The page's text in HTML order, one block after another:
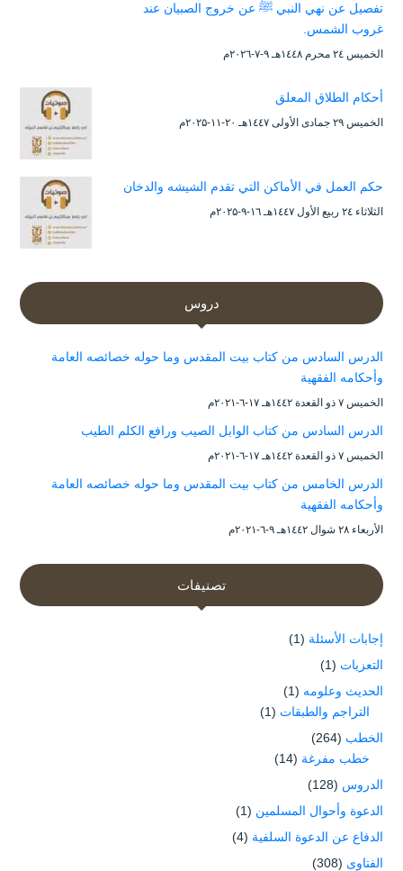
تفصيل عن نهي النبي ﷺ عن خروج الصبيان عند
غروب الشمس.
الخميس ۲٤ محرم ۱٤٤۸هـ ۹-۷-۲۰۲٦م
أحكام الطلاق المعلق
الخميس ۲۹ جمادى الأولى ۱٤٤۷هـ ۲۰-۱۱-۲۰۲۵م
حكم العمل في الأماكن التي تقدم الشيشه والدخان
الثلاثاء ۲٤ ربيع الأول ۱٤٤۷هـ ۱٦-۹-۲۰۲۵م
دروس
الدرس السادس من كتاب بيت المقدس وما حوله خصائصه العامة
وأحكامه الفقهية
الخميس ۷ ذو القعدة ۱٤٤۲هـ ۱۷-٦-۲۰۲۱م
الدرس السادس من كتاب الوابل الصيب ورافع الكلم الطيب
الخميس ۷ ذو القعدة ۱٤٤۲هـ ۱۷-٦-۲۰۲۱م
الدرس الخامس من كتاب بيت المقدس وما حوله خصائصه العامة
وأحكامه الفقهية
الأربعاء ۲۸ شوال ۱٤٤۲هـ ۹-٦-۲۰۲۱م
تصنيفات
إجابات الأسئلة (1)
التعزيات (1)
الحديث وعلومه (1)
التراجم والطبقات (1)
الخطب (264)
خطب مفرغة (14)
الدروس (128)
الدعوة وأحوال المسلمين (1)
الدفاع عن الدعوة السلفية (4)
الفتاوى (308)